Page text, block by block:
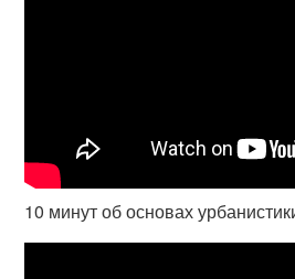
10 минут об основах